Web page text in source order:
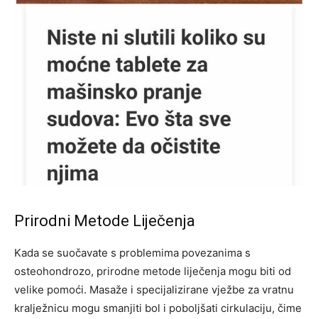
Prirodni Metode Liječenja
Kada se suočavate s problemima povezanima s
osteohondrozo, prirodne metode liječenja mogu biti od
velike pomoći. Masaže i specijalizirane vježbe za vratnu
kralježnicu mogu smanjiti bol i poboljšati cirkulaciju, čime